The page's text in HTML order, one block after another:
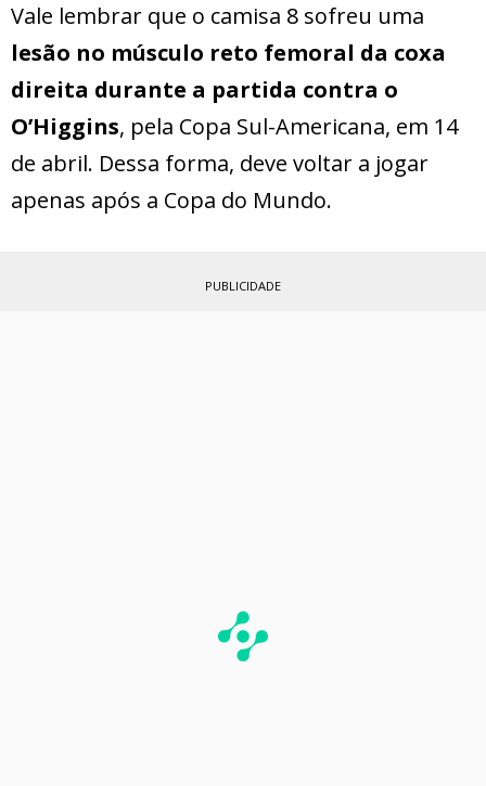
Vale lembrar que o camisa 8 sofreu uma
lesão no músculo reto femoral da coxa
direita durante a partida contra o
O’Higgins, pela Copa Sul-Americana, em 14
de abril. Dessa forma, deve voltar a jogar
apenas após a Copa do Mundo.
PUBLICIDADE